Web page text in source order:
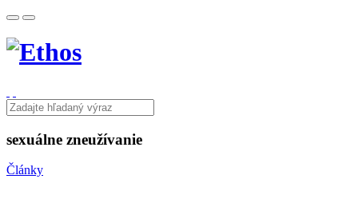
sexuálne zneužívanie
Články